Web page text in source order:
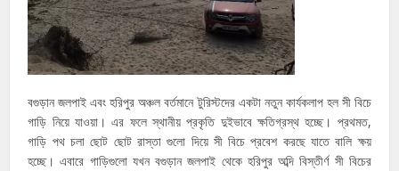
বগুড়ান জলপাই এবং হরিপুর অঞ্চল বর্তমানে টুরিস্টদের একটা নতুন কার্যকলাপ হল সী বিচে
গাড়ি নিয়ে যাওয়া। এর ফলে স্থানীয় প্রকৃতি দুইভাবে ক্ষতিগ্রস্থ হচ্ছে। প্রথমত,
গাড়ি পথ চলা ছোট ছোট রাস্তা গুলো দিয়ে সী বিচে প্রবেশ করছে যাতে বালি ক্ষয়
হচ্ছে। এবারে গাড়িগুলো যখন বগুড়ান জলপাই থেকে হরিপুর অব্দি বিস্তীর্ণ সী বিচের